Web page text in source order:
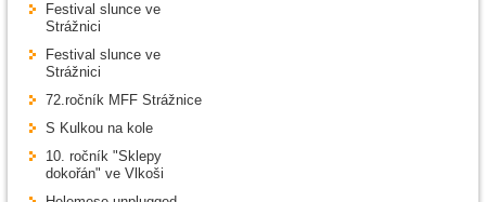
Festival slunce ve
Strážnici
Festival slunce ve
Strážnici
72.ročník MFF Strážnice
S Kulkou na kole
10. ročník "Sklepy
dokořán" ve Vlkoši